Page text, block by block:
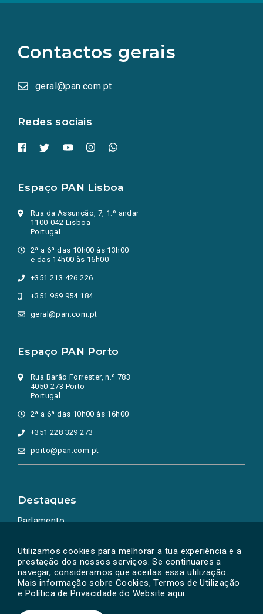
Utilizamos cookies para melhorar a tua experiência e a
prestação dos nossos serviços. Se continuares a
navegar, consideramos que aceitas essa utilização.
Mais informação sobre Cookies, Termos de Utilização
e Política de Privacidade do Website aqui.
Contactos gerais
geral@pan.com.pt
Redes sociais
redes
sociais
numa
nova
Espaço PAN Lisboa
Rua da Assunção, 7, 1.º andar
1100-042 Lisboa
Portugal
2ª a 6ª das 10h00 às 13h00
e das 14h00 às 16h00
+351 213 426 226
+351 969 954 184
geral@pan.com.pt
Espaço PAN Porto
Rua Barão Forrester, n.º 783
4050-273 Porto
Portugal
2ª a 6ª das 10h00 às 16h00
+351 228 329 273
porto@pan.com.pt
Destaques
Parlamento